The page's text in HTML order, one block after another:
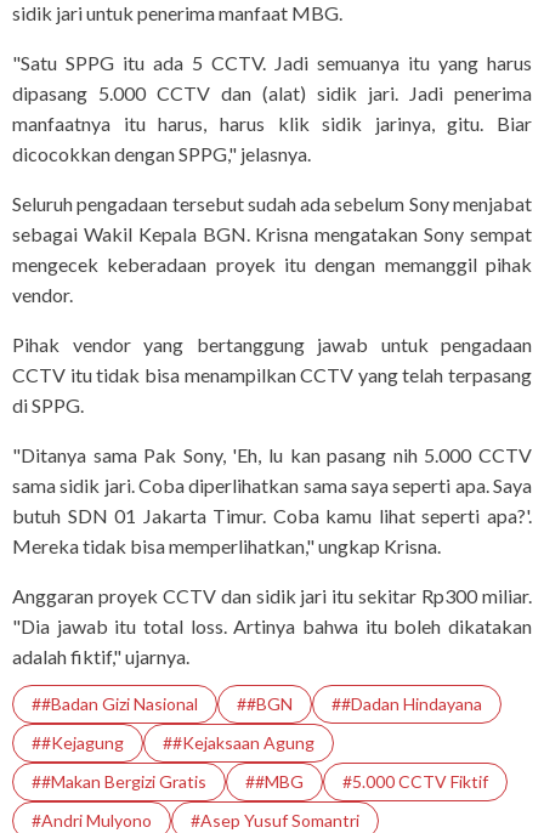
sidik jari untuk penerima manfaat MBG.
"Satu SPPG itu ada 5 CCTV. Jadi semuanya itu yang harus
dipasang 5.000 CCTV dan (alat) sidik jari. Jadi penerima
manfaatnya itu harus, harus klik sidik jarinya, gitu. Biar
dicocokkan dengan SPPG," jelasnya.
Seluruh pengadaan tersebut sudah ada sebelum Sony menjabat
sebagai Wakil Kepala BGN. Krisna mengatakan Sony sempat
mengecek keberadaan proyek itu dengan memanggil pihak
vendor.
Pihak vendor yang bertanggung jawab untuk pengadaan
CCTV itu tidak bisa menampilkan CCTV yang telah terpasang
di SPPG.
"Ditanya sama Pak Sony, 'Eh, lu kan pasang nih 5.000 CCTV
sama sidik jari. Coba diperlihatkan sama saya seperti apa. Saya
butuh SDN 01 Jakarta Timur. Coba kamu lihat seperti apa?'.
Mereka tidak bisa memperlihatkan," ungkap Krisna.
Anggaran proyek CCTV dan sidik jari itu sekitar Rp300 miliar.
"Dia jawab itu total loss. Artinya bahwa itu boleh dikatakan
adalah fiktif," ujarnya.
##Badan Gizi Nasional ##BGN
##Dadan Hindayana
##Kejagung
##Kejaksaan Agung
##Makan Bergizi Gratis
##MBG
#5.000 CCTV Fiktif
#Andri Mulyono
#Asep Yusuf Somantri